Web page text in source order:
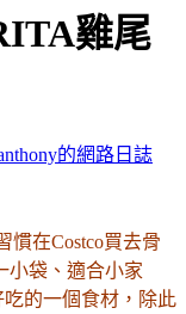
雞尾
的網路日誌
慣在Costco買去骨
小袋、適合小家
的一個食材，除此